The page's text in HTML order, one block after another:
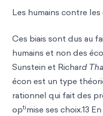
Les humains contre les
Ces biais sont dus au
humains et non des
Sunstein et Richard Tha
écon est un type
rationnel qui fait des
optimise ses choix.13